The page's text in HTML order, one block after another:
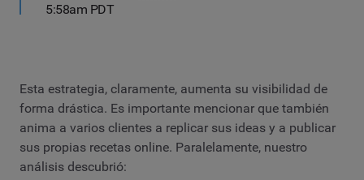
5:58am PDT
Esta estrategia, claramente, aumenta su visibilidad de
forma drástica. Es importante mencionar que también
anima a varios clientes a replicar sus ideas y a publicar
sus propias recetas online. Paralelamente, nuestro
análisis descubrió: